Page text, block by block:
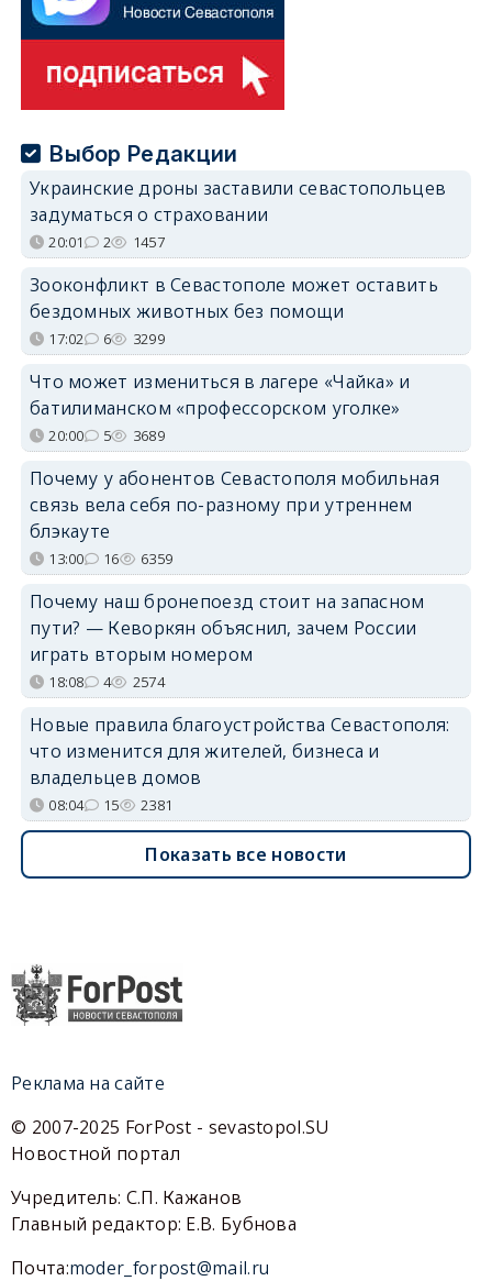
Выбор Редакции
Украинские дроны заставили севастопольцев
задуматься о страховании
20:01 2 1457
Зооконфликт в Севастополе может оставить
бездомных животных без помощи
17:02 6 3299
Что может измениться в лагере «Чайка» и
батилиманском «профессорском уголке»
20:00 5 3689
Почему у абонентов Севастополя мобильная
связь вела себя по-разному при утреннем
блэкауте
13:00 16 6359
Почему наш бронепоезд стоит на запасном
пути? — Кеворкян объяснил, зачем России
играть вторым номером
18:08 4 2574
Новые правила благоустройства Севастополя:
что изменится для жителей, бизнеса и
владельцев домов
08:04 15 2381
Показать все новости
Реклама на сайте
© 2007-2025 ForPost - sevastopol.SU
Новостной портал
Учредитель: С.П. Кажанов
Главный редактор: Е.В. Бубнова
Почта:moder_forpost@mail.ru